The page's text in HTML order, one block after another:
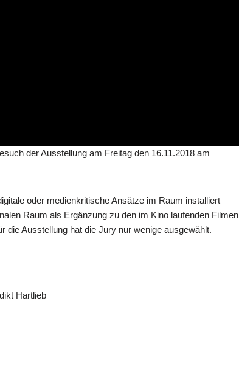
der Ausstellung am Freitag den 16.11.2018 am
oder medienkritische Ansätze im Raum installiert
Raum als Ergänzung zu den im Kino laufenden Filmen
die Ausstellung hat die Jury nur wenige ausgewählt.
Hartlieb